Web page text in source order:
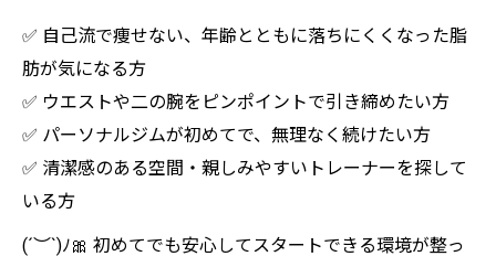
✅ 自己流で痩せない、年齢とともに落ちにくくなった脂
肪が気になる方
✅ ウエストや二の腕をピンポイントで引き締めたい方
✅ パーソナルジムが初めてで、無理なく続けたい方
✅ 清潔感のある空間・親しみやすいトレーナーを探して
いる方
(´︶`)ﾉ🎀 初めてでも安心してスタートできる環境が整っ